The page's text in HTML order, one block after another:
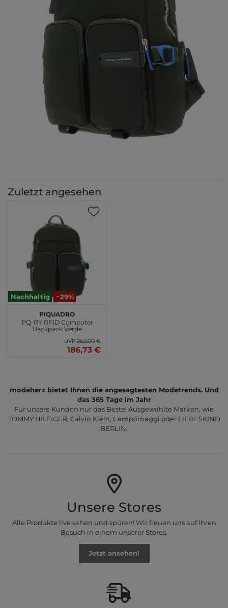
Zuletzt angesehen
Nachhaltig −29%
PIQUADRO
PQ-RY RFID Computer
Backpack Verde
UVP263,00 €
186,73 €
modeherz bietet Ihnen die angesagtesten Modetrends. Und
das 365 Tage im Jahr
Für unsere Kunden nur das Beste! Ausgewählte Marken, wie
TOMMY HILFIGER, Calvin Klein, Campomaggi oder LIEBESKIND
BERLIN.
Unsere Stores
Alle Produkte live sehen und spüren! Wir freuen uns auf Ihren
Besuch in einem unserer Stores.
Jetzt ansehen!